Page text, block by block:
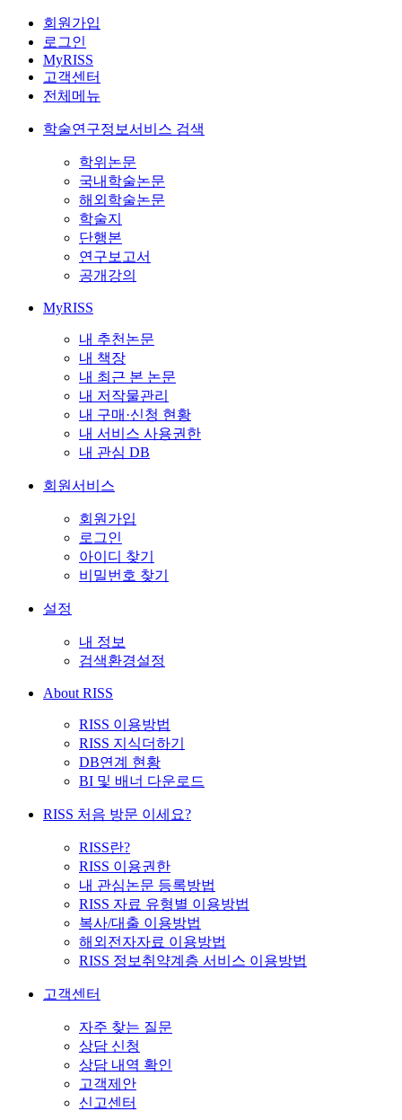
회원가입
로그인
MyRISS
고객센터
전체메뉴
학술연구정보서비스 검색
학위논문
국내학술논문
해외학술논문
학술지
단행본
연구보고서
공개강의
MyRISS
내 추천논문
내 책장
내 최근 본 논문
내 저작물관리
내 구매·신청 현황
내 서비스 사용권한
내 관심 DB
회원서비스
회원가입
로그인
아이디 찾기
비밀번호 찾기
설정
내 정보
검색환경설정
About RISS
RISS 이용방법
RISS 지식더하기
DB연계 현황
BI 및 배너 다운로드
RISS 처음 방문 이세요?
RISS란?
RISS 이용권한
내 관심논문 등록방법
RISS 자료 유형별 이용방법
복사/대출 이용방법
해외전자자료 이용방법
RISS 정보취약계층 서비스 이용방법
고객센터
자주 찾는 질문
상담 신청
상담 내역 확인
고객제안
신고센터